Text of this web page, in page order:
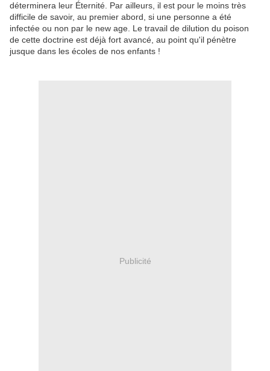
déterminera leur Éternité. Par ailleurs, il est pour le moins très
difficile de savoir, au premier abord, si une personne a été
infectée ou non par le new age. Le travail de dilution du poison
de cette doctrine est déjà fort avancé, au point qu'il pénètre
jusque dans les écoles de nos enfants !
Publicité